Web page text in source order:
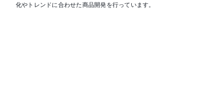
化やトレンドに合わせた商品開発を行っています。